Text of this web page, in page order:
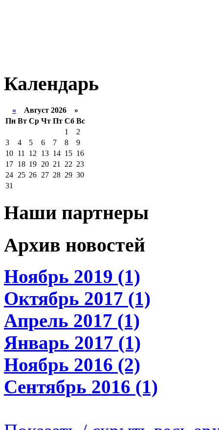
Календарь
« Август 2026 »
Пн Вт Ср Чт Пт Сб Вс
1
2
3
4 5 6 7 8
9
10 11 12 13 14 15 16
17 18 19 20 21 22 23
24 25 26 27 28 29 30
31
Наши партнеры
Архив новостей
Ноябрь 2019 (1)
Октябрь 2017 (1)
Апрель 2017 (1)
Январь 2017 (1)
Ноябрь 2016 (2)
Сентябрь 2016 (1)